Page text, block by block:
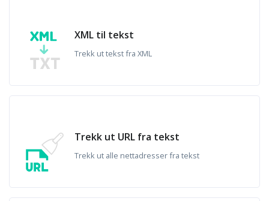
XML til tekst
Trekk ut tekst fra XML
Trekk ut URL fra tekst
Trekk ut alle nettadresser fra tekst